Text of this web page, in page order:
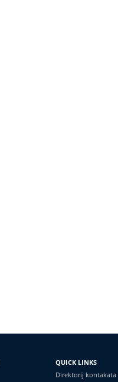
QUICK LINKS
Direktorij kontakata